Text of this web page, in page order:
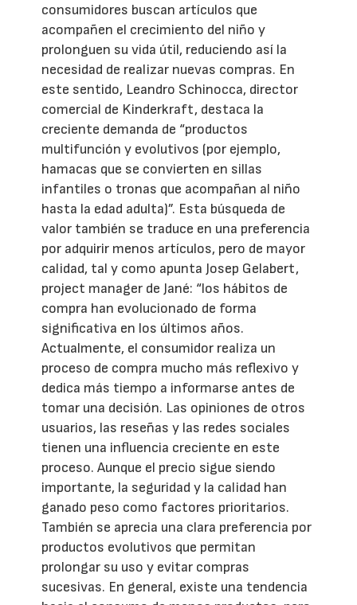
consumidores buscan artículos que
acompañen el crecimiento del niño y
prolonguen su vida útil, reduciendo así la
necesidad de realizar nuevas compras. En
este sentido, Leandro Schinocca, director
comercial de Kinderkraft, destaca la
creciente demanda de “productos
multifunción y evolutivos (por ejemplo,
hamacas que se convierten en sillas
infantiles o tronas que acompañan al niño
hasta la edad adulta)”. Esta búsqueda de
valor también se traduce en una preferencia
por adquirir menos artículos, pero de mayor
calidad, tal y como apunta Josep Gelabert,
project manager de Jané: “los hábitos de
compra han evolucionado de forma
significativa en los últimos años.
Actualmente, el consumidor realiza un
proceso de compra mucho más reflexivo y
dedica más tiempo a informarse antes de
tomar una decisión. Las opiniones de otros
usuarios, las reseñas y las redes sociales
tienen una influencia creciente en este
proceso. Aunque el precio sigue siendo
importante, la seguridad y la calidad han
ganado peso como factores prioritarios.
También se aprecia una clara preferencia por
productos evolutivos que permitan
prolongar su uso y evitar compras
sucesivas. En general, existe una tendencia